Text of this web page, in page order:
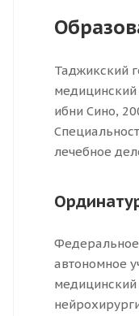
Таджикский
медицинский
ибни Сино,
лечебное
Федеральное
автономное
медицинский